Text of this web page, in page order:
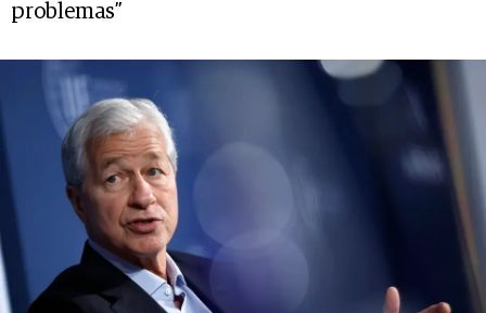
problemas”